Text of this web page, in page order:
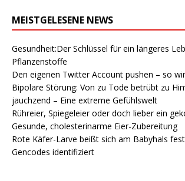
MEISTGELESENE NEWS
Gesundheit:Der Schlüssel für ein längeres
Pflanzenstoffe
Den eigenen Twitter Account pushen – so
Bipolare Störung: Von zu Tode betrübt zu
jauchzend – Eine extreme Gefühlswelt
Rühreier, Spiegeleier oder doch lieber ein
Gesunde, cholesterinarme Eier-Zubereitung
Rote Käfer-Larve beißt sich am Babyhals
Gencodes identifiziert